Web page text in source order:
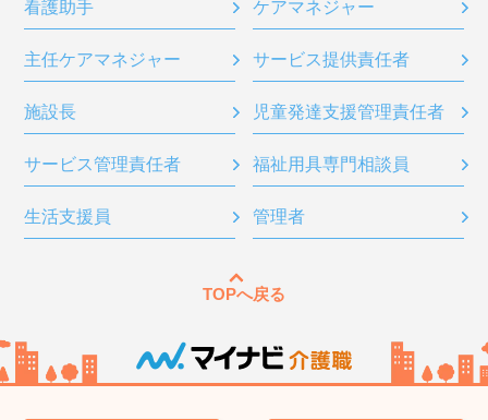
看護助手 ケアマネジャー
主任ケアマネジャー サービス提供責任者
施設長 児童発達支援管理責任者
サービス管理責任者 福祉用具専門相談員
生活支援員 管理者
TOPへ戻る